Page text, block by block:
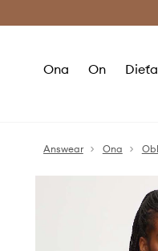
Ona On Dieťa
Answear Ona